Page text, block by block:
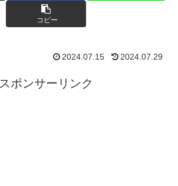
コピー
2024.07.15 2024.07.29
スポンサーリンク